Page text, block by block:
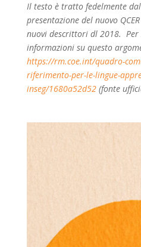
Il testo è tratto fedelmente
presentazione del nuovo
nuovi descrittori dl 2018.
informazioni su questo
https://rm.coe.int/quadro-
riferimento-per-le-lingue-
inseg/1680a52d52(fonte